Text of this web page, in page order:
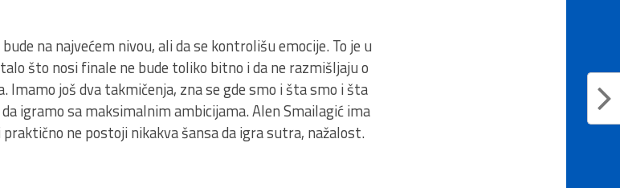
na najvećem nivou, ali da se kontrolišu emocije. To je u
što nosi finale ne bude toliko bitno i da ne razmišljaju o
Imamo još dva takmičenja, zna se gde smo i šta smo i šta
igramo sa maksimalnim ambicijama. Alen Smailagić ima
ne postoji nikakva šansa da igra sutra, nažalost.